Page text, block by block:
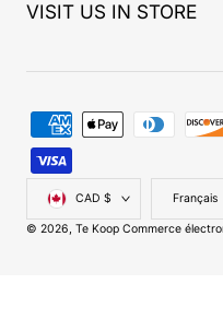
VISIT US IN STORE
Pays/région
CAD $ Français
© 2026, Te Koop Commerce
paiement